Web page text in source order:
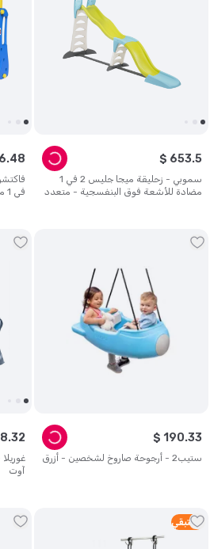
سموبي - زحليقة ميجا جليس 2 في 1
مضادة للأشعة فوق البنفسجية - متعدد
$ 653.5
في 1 مع زحليقة وأرجوحة
.48
ستيب2 - أرجوحة صاروخ لشخصين - أزرق
$ 190.33
آوت
.32
5 متبقي